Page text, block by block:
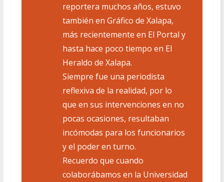
reportera muchos años, estuvo
también en Gráfico de Xalapa,
más recientemente en El Portal y
hasta hace poco tiempo en El
Heraldo de Xalapa.
Siempre fue una periodista
reflexiva de la realidad, por lo
que en sus intervenciones en no
pocas ocasiones, resultaban
incómodas para los funcionarios
y el poder en turno.
Recuerdo que cuando
colaborábamos en la Universidad